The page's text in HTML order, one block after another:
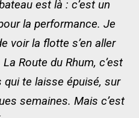
est là : c’est un
la performance. Je
voir la flotte s’en aller
Route du Rhum, c’est
te laisse épuisé, sur
semaines. Mais c’est